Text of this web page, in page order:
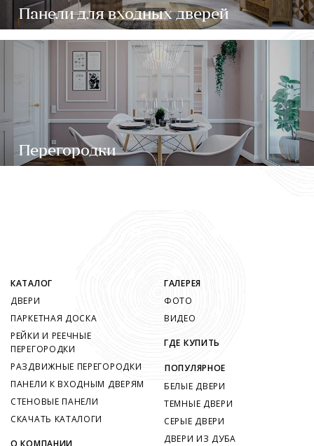
Панели для входных дверей
Перегородки
КАТАЛОГ
ДВЕРИ
ПАРКЕТНАЯ ДОСКА
РЕЙКИ И РЕЕЧНЫЕ
ПЕРЕГОРОДКИ
РАЗДВИЖНЫЕ ПЕРЕГОРОДКИ
ПАНЕЛИ К ВХОДНЫМ ДВЕРЯМ
СТЕНОВЫЕ ПАНЕЛИ
СКАЧАТЬ КАТАЛОГИ
О КОМПАНИИ
ГАЛЕРЕЯ
ФОТО
ВИДЕО
ГДЕ КУПИТЬ
ПОПУЛЯРНОЕ
БЕЛЫЕ ДВЕРИ
ТЕМНЫЕ ДВЕРИ
СЕРЫЕ ДВЕРИ
ДВЕРИ ИЗ ДУБА